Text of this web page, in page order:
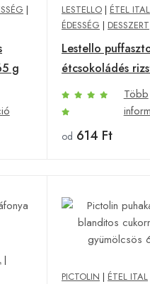
|
g
LESTELLO | ÉTEL ITAL
ÉDESSÉG | DESSZERT
Lestello
étcsokoládés
g
Több
od 614 Ft
|
PICTOLIN | ÉTEL ITAL